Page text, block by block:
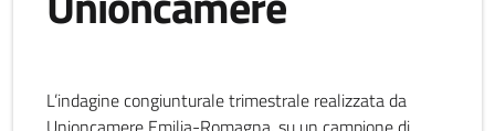
L’indagine congiunturale trimestrale realizzata da